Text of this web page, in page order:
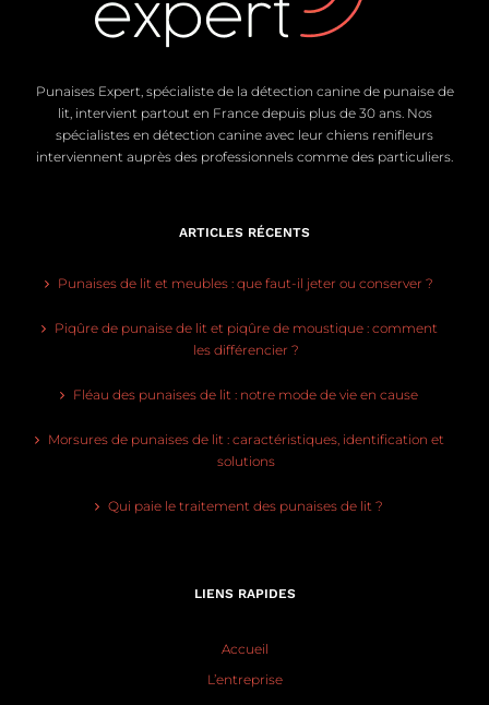
Punaises Expert, spécialiste de la détection canine de punaise de
lit, intervient partout en France depuis plus de 30 ans. Nos
spécialistes en détection canine avec leur chiens renifleurs
interviennent auprès des professionnels comme des particuliers.
ARTICLES RÉCENTS
Punaises de lit et meubles : que faut-il jeter ou conserver ?
Piqûre de punaise de lit et piqûre de moustique : comment
les différencier ?
Fléau des punaises de lit : notre mode de vie en cause
Morsures de punaises de lit : caractéristiques, identification et
solutions
Qui paie le traitement des punaises de lit ?
LIENS RAPIDES
Accueil
L’entreprise